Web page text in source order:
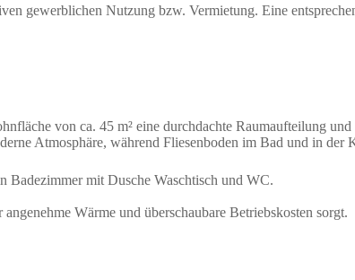
gewerblichen Nutzung bzw. Vermietung. Eine
von ca. 45 m² eine durchdachte Raumaufteilung
Atmosphäre, während Fliesenboden im Bad und in
Badezimmer mit Dusche Waschtisch und WC.
Wärme und überschaubare Betriebskosten sorgt.